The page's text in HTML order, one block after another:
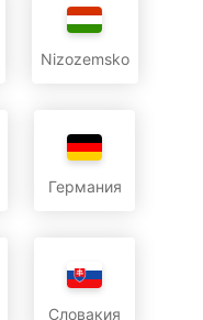
Nizozemsko
Германия
Словакия